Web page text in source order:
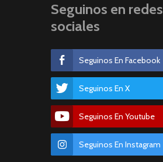
Seguinos en redes
sociales
Seguinos En Facebook
Seguinos En X
Seguinos En Youtube
Seguinos En Instagram